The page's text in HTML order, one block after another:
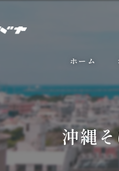
ホーム
沖縄